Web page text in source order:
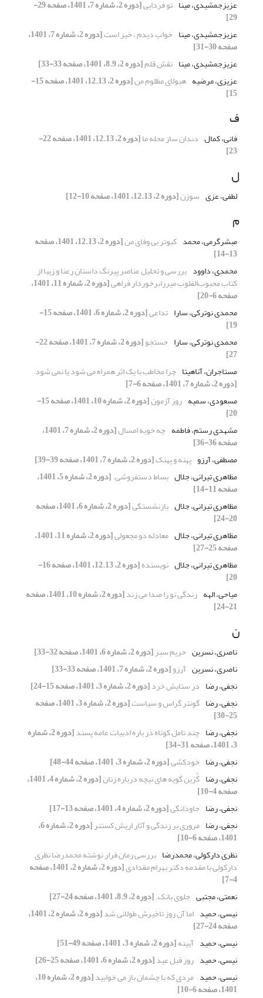
عزیزجمشیدی، مینا تو فردایی [دوره 2، شماره 7، 1401، صفحه 29-
29]
عزیزجمشیدی، مینا خواب دیدم ، خیر است [دوره 2، شماره 7، 1401،
صفحه 30-31]
عزیزجمشیدی، مینا نقش قلم[دوره 2، 8.9، 1401، صفحه 33-33]
عزیزی، مرضیه هیولای مظلوم من [دوره 2، 12.13، 1401، صفحه 15-
15]
ف
فانی، کمال دندان ساز محله ما [دوره 2، 12.13، 1401، صفحه 22-
23]
ل
لطفی، عزی سوزن[دوره 2، 12.13، 1401، صفحه 10-12]
م
مبشرگرمی، محمد کبوتر بی وفای من [دوره 2، 12.13، 1401، صفحه
13-14]
محمدی، داوود بررسی و تحلیل عناصر پیرنگ داستان رعنا و زیبا از
کتاب محبوب‌القلوب میرزابرخوردار فراهی [دوره 2، شماره 11، 1401،
صفحه 6-20]
محمدی نوترکی، سارا تداعی [دوره 2، شماره 6، 1401، صفحه 15-
19]
محمدی نوترکی، سارا جستجو [دوره 2، شماره 7، 1401، صفحه 22-
27]
مستاجران، آناهیتا چرا مخاطب با یک اثر همراه می شود یا نمی شود
[دوره 2، شماره 7، 1401، صفحه 6-7]
مسعودی، سمیه روز آزمون [دوره 2، شماره 10، 1401، صفحه 15-
20]
مشهدی رستم، فاطمه چه خوبه امسال [دوره 2، شماره 7، 1401،
صفحه 36-36]
مصطفی، آرزو پهنه و پهنک[دوره 2، شماره 7، 1401، صفحه 39-39]
مظاهری تیرانی، جلال بساط دستفروشی. [دوره 2، شماره 5، 1401،
صفحه 11-14]
مظاهری تیرانی، جلال بازنشستگی [دوره 2، شماره 6، 1401، صفحه
20-24]
مظاهری تیرانی، جلال معادله دو مجعولی [دوره 2، شماره 11، 1401،
صفحه 25-27]
مظاهری تیرانی، جلال نویسنده [دوره 2، 12.13، 1401، صفحه 16-
20]
میاحی، الهه زندگی تو را صدا می زند [دوره 2، شماره 10، 1401، صفحه
21-24]
ن
ناصری، نسرین حریم سبز[دوره 2، شماره 6، 1401، صفحه 32-33]
ناصری، نسرین آرزو[دوره 2، شماره 7، 1401، صفحه 33-33]
نجفی، رضا در ستایش خرد[دوره 2، شماره 3، 1401، صفحه 15-24]
نجفی، رضا گونتر گراس و سیاست [دوره 2، شماره 3، 1401، صفحه
25-30]
نجفی، رضا چند تامل کوتاه در باره ادبیات عامه پسند [دوره 2، شماره
3، 1401، صفحه 31-34]
نجفی، رضا خودکشی[دوره 2، شماره 3، 1401، صفحه 44-48]
نجفی، رضا گُزین گویه های نیچه درباره زنان [دوره 2، شماره 4، 1401،
صفحه 4-10]
نجفی، رضا جاودانگی[دوره 2، شماره 4، 1401، صفحه 13-17]
نجفی، رضا مروری بر زندگی و آثار اریش کستنر [دوره 2، شماره 6،
1401، صفحه 6-10]
نظری دارکولی، محمدرضا بررسی رمان فرار نوشته محمدرضا نظری
دارکولی با مقدمه دکتر بهرام مقدادی [دوره 2، شماره 2، 1401، صفحه
4-7]
نعمتی، مجتبی جلوی بانک.[دوره 2، 8.9، 1401، صفحه 24-27]
نیسی، حمید اما آن روز تاخیرش طولانی شد [دوره 2، شماره 2، 1401،
صفحه 24-27]
نیسی، حمید آیینه[دوره 2، شماره 3، 1401، صفحه 49-51]
نیسی، حمید روز قبل عید[دوره 2، شماره 6، 1401، صفحه 25-26]
نیسی، حمید مردی که با چشمان باز می خوابید [دوره 2، شماره 10،
1401، صفحه 6-10]